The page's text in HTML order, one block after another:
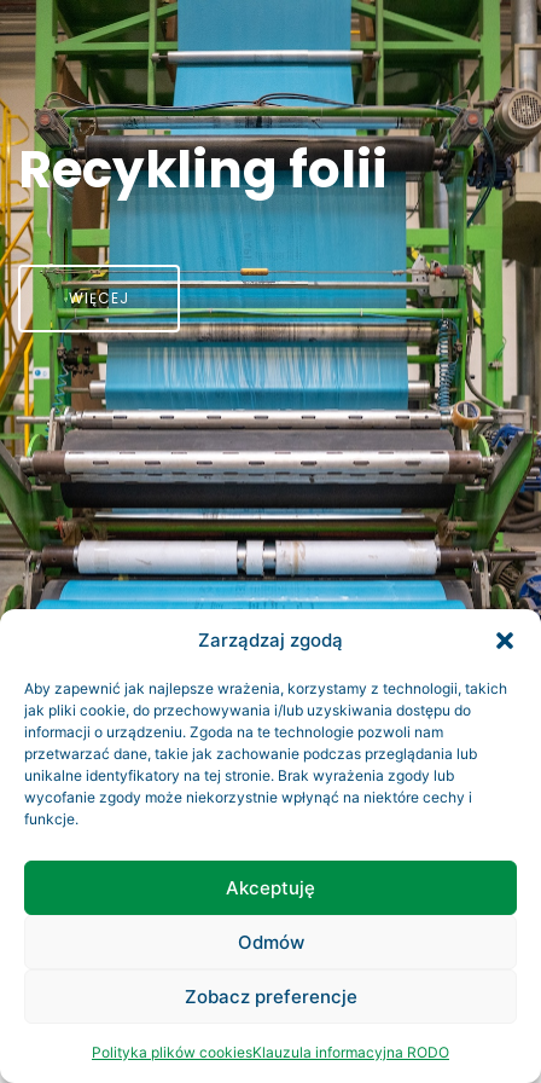
Zarządzaj zgodą
Aby zapewnić jak najlepsze wrażenia, korzystamy z technologii, takich
jak pliki cookie, do przechowywania i/lub uzyskiwania dostępu do
informacji o urządzeniu. Zgoda na te technologie pozwoli nam
przetwarzać dane, takie jak zachowanie podczas przeglądania lub
unikalne identyfikatory na tej stronie. Brak wyrażenia zgody lub
wycofanie zgody może niekorzystnie wpłynąć na niektóre cechy i
funkcje.
Akceptuję
Odmów
Zobacz preferencje
Polityka plików cookiesKlauzula informacyjna RODO
Recykling folii
WIĘCEJ